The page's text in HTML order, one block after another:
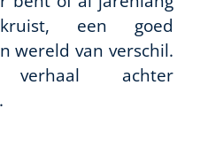
een goed
wereld van verschil.
achter